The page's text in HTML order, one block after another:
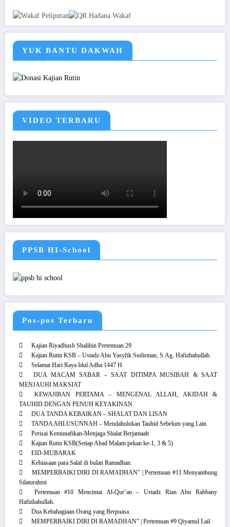
YUK BANTU DAKWAH
VIDEO TERBARU
PPSB HI-School
Pos-pos Terbaru
Kajian Riyadhush Shalihin Pertemuan 29
Kajian Rutin KSB – Ustadz Abu Yasyfik Sudirman, S.Ag. Hafizhahullah.
Selamat Hari Raya Idul Adha 1447 H
DUA MACAM SABAR – SAAT DITIMPA MUSIBAH & SAAT
MENJAUHI MAKSIAT
KEWAJIBAN PERTAMA – MENGENAL ALLAH, AKIDAH &
TAUHID DENGAN PENUH KEYAKINAN
DUA TANDA KEBAIKAN – SHALAT DAN LISAN
TANDA AHLUSUNNAH – Mendahulukan Tauhid Sebelum yang Lain
Perisai Kemunafikan-Menjaga Shalat Berjamaah
Kajian Rutin KSB(Setiap Ahad Malam pekan ke-1, 3 & 5)
EID-MUBARAK
Kebiasaan para Salaf di bulan Ramadhan.
MEMPERBAIKI DIRI DI RAMADHAN” | Pertemuan #11 Menyambung
Silaturahmi
Pertemuan #10 Mencintai Al-Qur’an – Ustadz Rian Abu Rabbany
Hafizhahullah.
Dua Kebahagiaan Orang yang Berpuasa.
MEMPERBAIKI DIRI DI RAMADHAN” | Pertemuan #9 Qiyamul Lail